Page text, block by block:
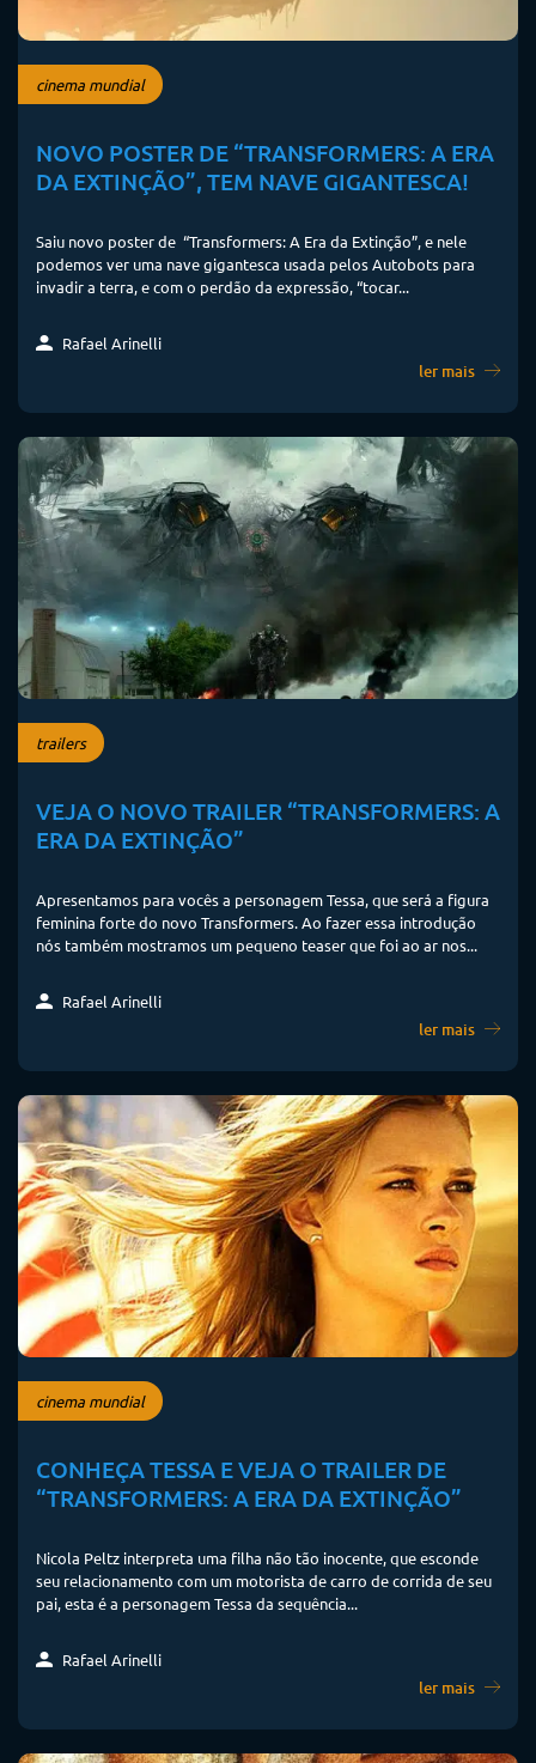
cinema mundial
NOVO POSTER DE “TRANSFORMERS: A ERA
DA EXTINÇÃO”, TEM NAVE GIGANTESCA!
Saiu novo poster de “Transformers: A Era da Extinção”, e nele
podemos ver uma nave gigantesca usada pelos Autobots para
invadir a terra, e com o perdão da expressão, “tocar...
Rafael Arinelli
ler mais
trailers
VEJA O NOVO TRAILER “TRANSFORMERS: A
ERA DA EXTINÇÃO”
Apresentamos para vocês a personagem Tessa, que será a figura
feminina forte do novo Transformers. Ao fazer essa introdução
nós também mostramos um pequeno teaser que foi ao ar nos...
Rafael Arinelli
ler mais
cinema mundial
CONHEÇA TESSA E VEJA O TRAILER DE
“TRANSFORMERS: A ERA DA EXTINÇÃO”
Nicola Peltz interpreta uma filha não tão inocente, que esconde
seu relacionamento com um motorista de carro de corrida de seu
pai, esta é a personagem Tessa da sequência...
Rafael Arinelli
ler mais